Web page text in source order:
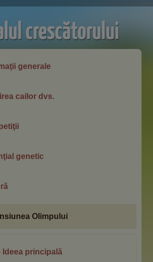
crescătorului
generale
cailor dvs.
genetic
Olimpului
Ideea principală